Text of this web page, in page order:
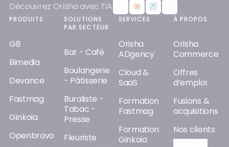
Découvrez Orisha avec l’IA
PRODUITS
G8
Bimedia
Devance
Fastmag
Ginkoia
Openbravo
SOLUTIONS
PAR SECTEUR
Bar - Café
Boulangerie
- Pâtisserie
Buraliste -
Tabac -
Presse
Fleuriste
SERVICES
Orisha
ADgency
Cloud &
SaaS
Formation
Fastmag
Formation
Ginkoia
À PROPOS
Orisha
Commerce
Offres
d’emploi
Fusions &
acquisitions
Nos clients